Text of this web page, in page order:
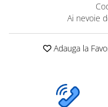
Ai nevoie
Adauga la